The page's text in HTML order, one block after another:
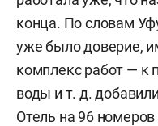
«БИЗНЕС Online», на
оценивали в $30
обустройства —
здания больницы со
участок
конца. По словам
уже было доверие,
комплекс работ — к
воды и т. д.
Отель на 96